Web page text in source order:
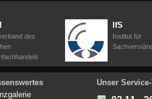
des
IfS
Institut für
Unser